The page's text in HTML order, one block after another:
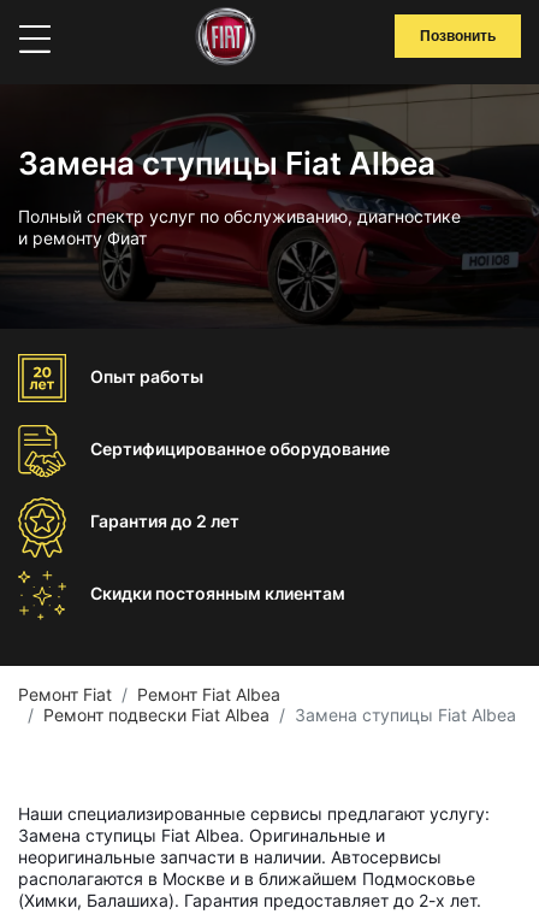
Позвонить
Замена ступицы Fiat Albea
Полный спектр услуг по обслуживанию, диагностике
и ремонту Фиат
Опыт работы
Сертифицированноеоборудование
Гарантиядо 2 лет
Скидки постоянным клиентам
Ремонт Fiat
Ремонт Fiat Albea
Ремонт подвески Fiat Albea
Замена ступицы Fiat Albea
Наши специализированные сервисы предлагают услугу:
Замена ступицы Fiat Albea. Оригинальные и
неоригинальные запчасти в наличии. Автосервисы
располагаются в Москве и в ближайшем Подмосковье
(Химки, Балашиха). Гарантия предоставляет до 2-х лет.